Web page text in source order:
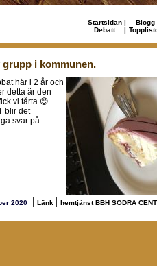
Startsidan | Blogg
Debatt
|
i kommunen.
här i 2 år och
detta är den
vi tårta 😊
blir det
svar på
2020 | Länk | hemtjänst BBH SÖDRA